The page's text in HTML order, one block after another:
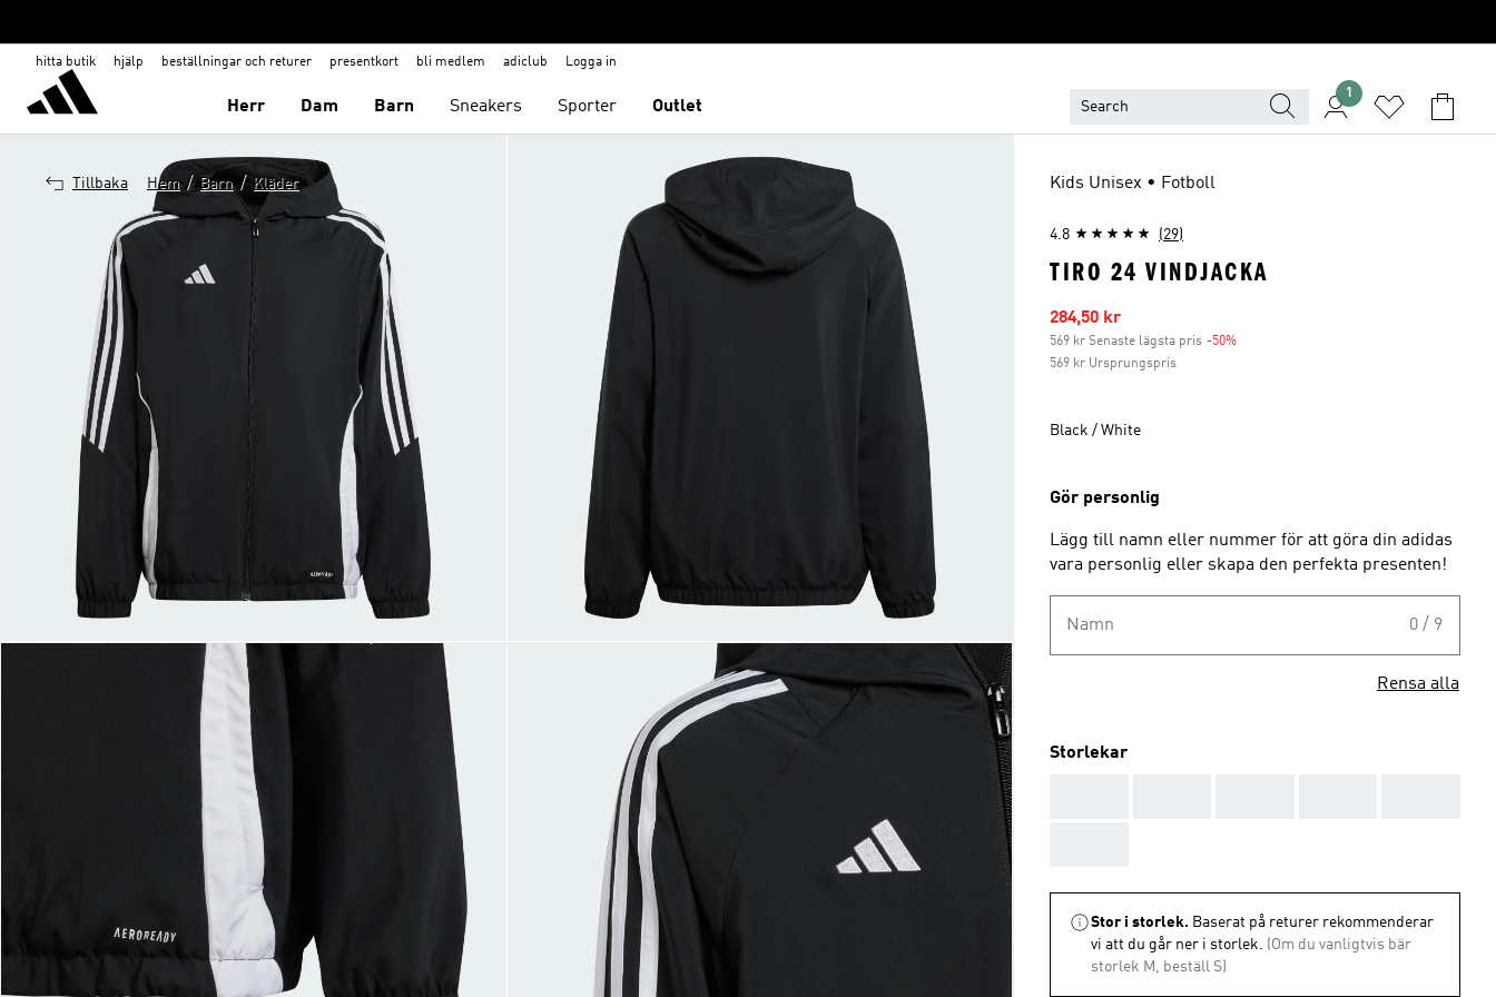
hitta butik hjälp beställningar och returer presentkort bli medlem adiclub Logga in
Herr Dam Barn Sneakers Sporter Outlet
1
Tillbaka Hem / Barn / Kläder Kids Unisex • Fotboll
4.8 (29)
TIRO 24 VINDJACKA
Reapris
284,50 kr
569 kr Senaste lägsta pris -50%
569 kr Ursprungspris
Black / White
Gör personlig
Lägg till namn eller nummer för att göra din adidas
vara personlig eller skapa den perfekta presenten!
Namn 0 / 9
Rensa alla
Storlekar
Stor i storlek. Baserat på returer rekommenderar
vi att du går ner i storlek. (Om du vanligtvis bär
storlek M, beställ S)